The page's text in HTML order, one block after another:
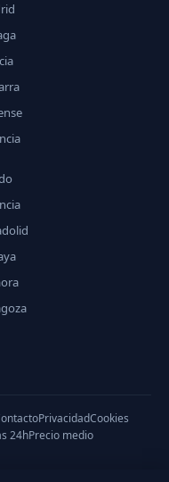
PrivacidadCookies
24hPrecio medio